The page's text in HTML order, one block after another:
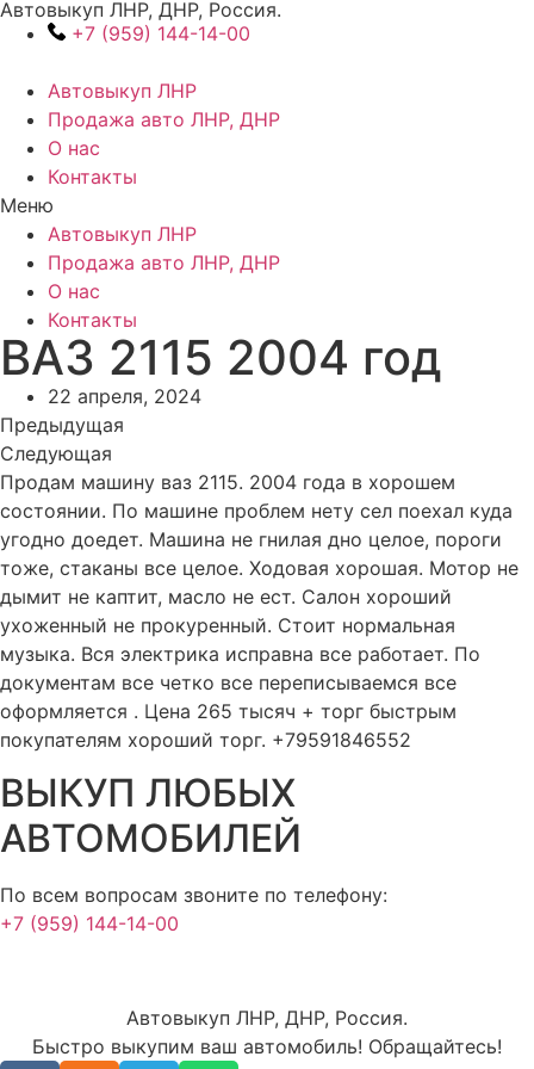
Перейти
Автовыкуп ЛНР, ДНР, Россия.
+7 (959) 144-14-00
Автовыкуп ЛНР
Продажа авто ЛНР, ДНР
О нас
Контакты
Меню
Автовыкуп ЛНР
Продажа авто ЛНР, ДНР
О нас
Контакты
ВАЗ 2115 2004 год
22 апреля, 2024
Предыдущая
Следующая
Продам машину ваз 2115. 2004 года в хорошем
состоянии. По машине проблем нету сел поехал куда
угодно доедет. Машина не гнилая дно целое, пороги
тоже, стаканы все целое. Ходовая хорошая. Мотор не
дымит не каптит, масло не ест. Салон хороший
ухоженный не прокуренный. Стоит нормальная
музыка. Вся электрика исправна все работает. По
документам все четко все переписываемся все
оформляется . Цена 265 тысяч + торг быстрым
покупателям хороший торг. +79591846552
ВЫКУП ЛЮБЫХ
АВТОМОБИЛЕЙ
По всем вопросам звоните по телефону:
+7 (959) 144-14-00
Автовыкуп ЛНР, ДНР, Россия.
Быстро выкупим ваш автомобиль! Обращайтесь!